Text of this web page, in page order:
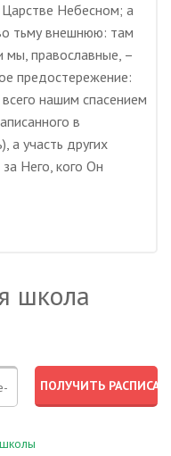
Небесном; а
тьму внешнюю: там
мы, православные, –
предостережение:
нашим спасением
в
а участь других
Него, кого Он
школа